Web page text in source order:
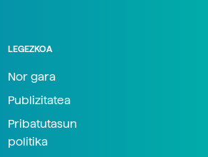
LEGEZKOA
Nor gara
Publizitatea
Pribatutasun
politika